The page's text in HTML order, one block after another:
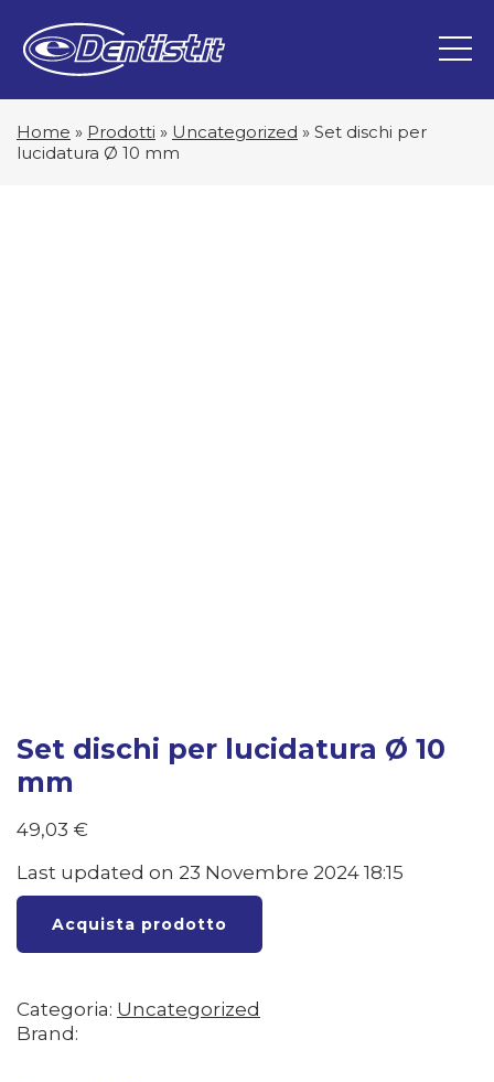
Home » Prodotti » Uncategorized » Set dischi per
lucidatura Ø 10 mm
Set dischi per lucidatura Ø 10
mm
49,03 €
Last updated on 23 Novembre 2024 18:15
Acquista prodotto
Categoria: Uncategorized
Brand: